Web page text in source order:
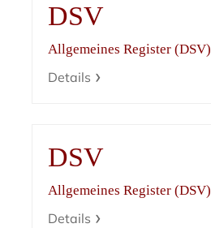
DSV
Allgemeines Register (DSV)
Details
DSV
Allgemeines Register (DSV)
Details